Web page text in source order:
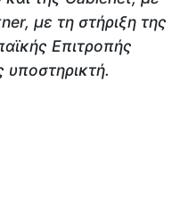
με τη στήριξη της
Επιτροπής